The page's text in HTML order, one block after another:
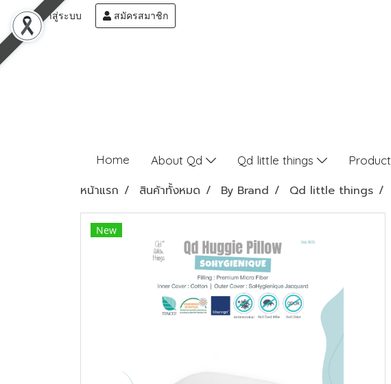
เข้าสู่ระบบ สมัครสมาชิก
Home About Qd Qd little things Product
หน้าแรก สินค้าทั้งหมด By Brand Qd little things
New